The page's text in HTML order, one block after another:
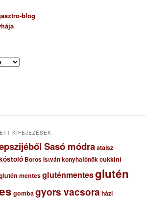
blog
KIFEJEZÉSEK
Sasó módraataisz
Boros István konyhafőnökcukkini
mentesgluténmentesglutén
gombagyors vacsora házi